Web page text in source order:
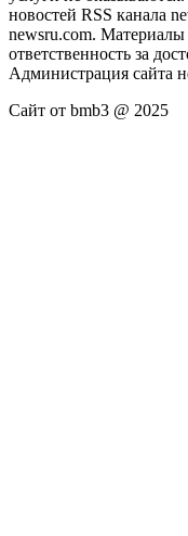
новостей RSS канала
newsru.com.
ответственность за
Администрация сайта
Сайт от bmb3 @ 2025